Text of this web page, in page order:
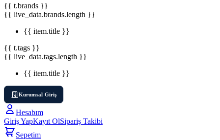
{{ t.brands }}
{{ live_data.brands.length }}
{{ item.title }}
{{ t.tags }}
{{ live_data.tags.length }}
{{ item.title }}
Kurumsal Giriş
Hesabım
Giriş YapKayıt OlSipariş Takibi
Sepetim